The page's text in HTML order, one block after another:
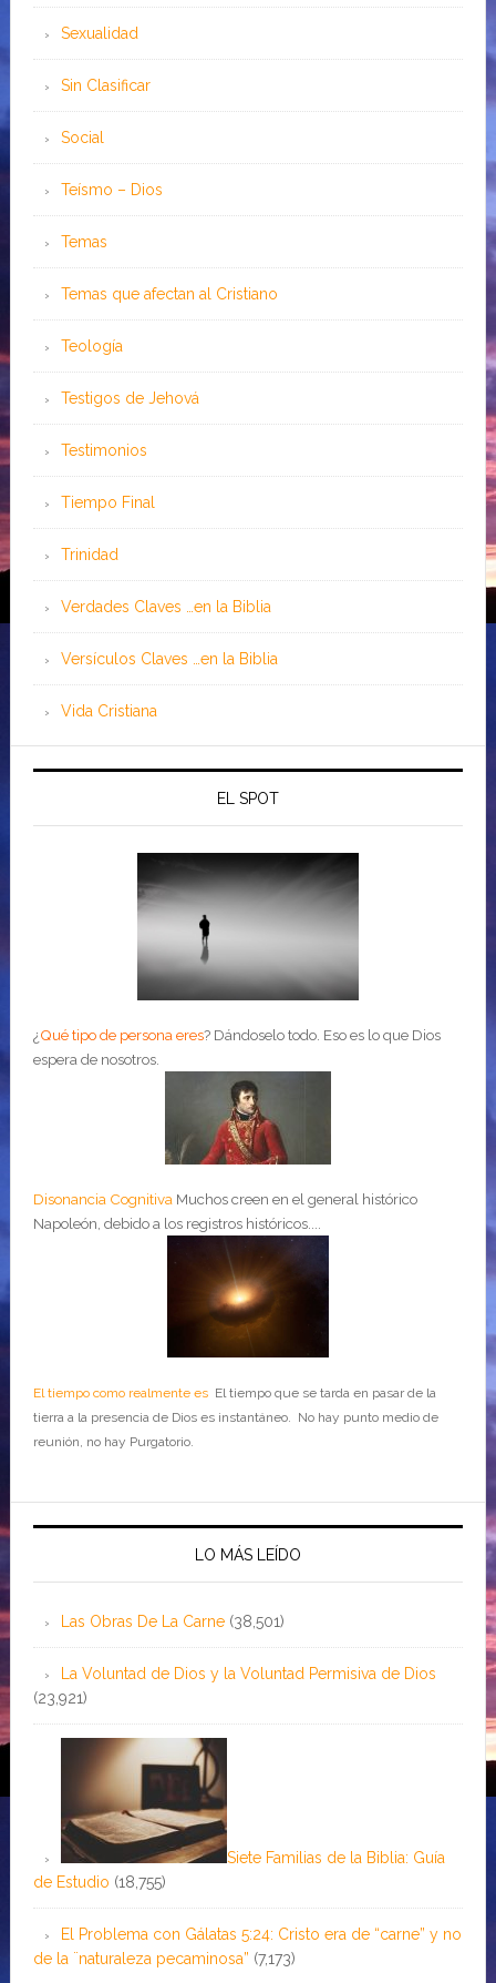
Sexualidad
Sin Clasificar
Social
Teísmo – Dios
Temas
Temas que afectan al Cristiano
Teología
Testigos de Jehová
Testimonios
Tiempo Final
Trinidad
Verdades Claves …en la Biblia
Versículos Claves …en la Biblia
Vida Cristiana
EL SPOT
¿Qué tipo de persona eres? Dándoselo todo. Eso es lo que Dios
espera de nosotros.
Disonancia Cognitiva Muchos creen en el general histórico
Napoleón, debido a los registros históricos....
El tiempo como realmente esEl tiempo que se tarda en pasar de la
tierra a la presencia de Dios es instantáneo. No hay punto medio de
reunión, no hay Purgatorio.
LO MÁS LEÍDO
Las Obras De La Carne (38,501)
La Voluntad de Dios y la Voluntad Permisiva de Dios
(23,921)
Siete Familias de la Biblia: Guía
de Estudio (18,755)
El Problema con Gálatas 5:24: Cristo era de “carne” y no
de la ¨naturaleza pecaminosa” (7,173)